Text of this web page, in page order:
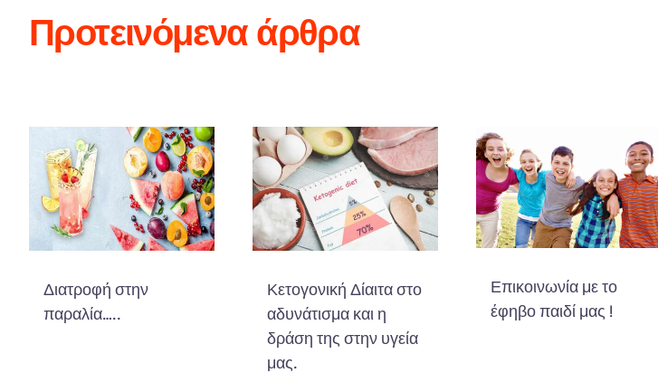
Προτεινόμενα άρθρα
Διατροφή στην
παραλία…..
Κετογονική Δίαιτα στο
αδυνάτισμα και η
δράση της στην υγεία
μας.
Επικοινωνία με το
έφηβο παιδί μας !